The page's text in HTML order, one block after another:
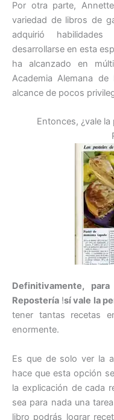
Por otra parte,
variedad de libros de
adquirió
desarrollarse en esta
ha alcanzado en
Academia Alemana
alcance de pocos
Entonces, ¿vale la
Definitivamente,
Repostería !sí vale la
tener tantas recetas
enormente.
Es que de solo ver la
hace que esta opción
la explicación de cada
sea para nada una
libro podrás lograr